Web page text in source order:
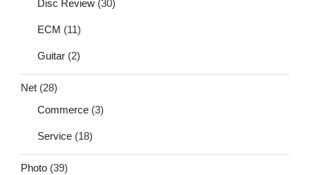
Disc Review (30)
ECM (11)
Guitar (2)
Net (28)
Commerce (3)
Service (18)
Photo (39)